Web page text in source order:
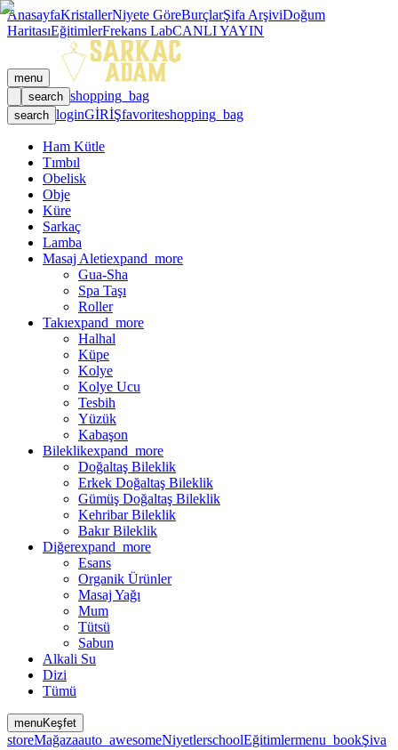
AnasayfaKristallerNiyete GöreBurçlarŞifa ArşiviDoğum
HaritasıEğitimlerFrekans LabCANLI YAYIN
menu
search shopping_bag
search loginGİRİŞfavoriteshopping_bag
Ham Kütle
Tımbıl
Obelisk
Obje
Küre
Sarkaç
Lamba
Masaj Aletiexpand_more
Gua-Sha
Spa Taşı
Roller
Takıexpand_more
Halhal
Küpe
Kolye
Kolye Ucu
Tesbih
Yüzük
Kabaşon
Bileklikexpand_more
Doğaltaş Bileklik
Erkek Doğaltaş Bileklik
Gümüş Doğaltaş Bileklik
Kehribar Bileklik
Bakır Bileklik
Diğerexpand_more
Esans
Organik Ürünler
Masaj Yağı
Mum
Tütsü
Sabun
Alkali Su
Dizi
Tümü
menuKeşfet
storeMağazaauto_awesomeNiyetlerschoolEğitimlermenu_bookŞiva